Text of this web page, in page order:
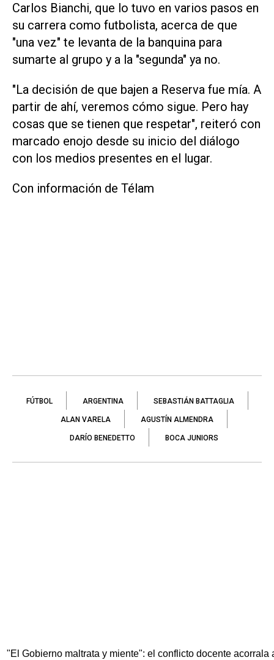
Carlos Bianchi, que lo tuvo en varios pasos en
su carrera como futbolista, acerca de que
"una vez" te levanta de la banquina para
sumarte al grupo y a la "segunda" ya no.
"La decisión de que bajen a Reserva fue mía. A
partir de ahí, veremos cómo sigue. Pero hay
cosas que se tienen que respetar", reiteró con
marcado enojo desde su inicio del diálogo
con los medios presentes en el lugar.
Con información de Télam
FÚTBOL ARGENTINA SEBASTIÁN BATTAGLIA
ALAN VARELA AGUSTÍN ALMENDRA
DARÍO BENEDETTO BOCA JUNIORS